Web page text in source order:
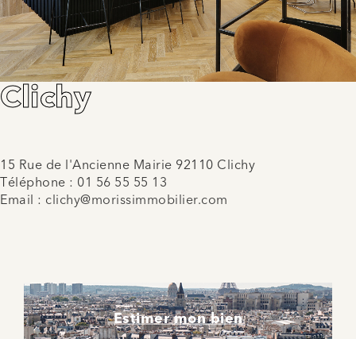
Clichy
15 Rue de l'Ancienne Mairie 92110 Clichy
Téléphone : 01 56 55 55 13
Email : clichy@morissimmobilier.com
Estimer mon bien